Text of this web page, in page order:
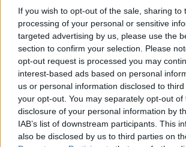
If you wish to opt-out of the sale, sharing to
processing of your personal or sensitive
targeted advertising by us, please use the
section to confirm your selection. Please
opt-out request is processed you may
interest-based ads based on personal
us or personal information disclosed to
your opt-out. You may separately opt-out of
disclosure of your personal information by
IAB’s list of downstream participants. This
also be disclosed by us to third parties on
Πηγή: ΑΠΕ - ΜΠΕ
Ακολουθήστε τοinsider.gr στο Google
πρώτοι όλες τιςειδήσειςαπό την Ελλάδα